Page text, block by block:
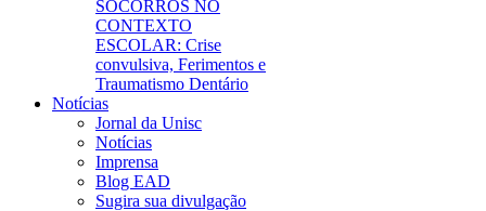
SOCORROS NO
CONTEXTO
ESCOLAR: Crise
convulsiva, Ferimentos e
Traumatismo Dentário
Notícias
Jornal da Unisc
Notícias
Imprensa
Blog EAD
Sugira sua divulgação